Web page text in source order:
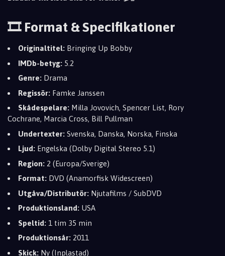
🎞️ Format & Specifikationer
Originaltitel: Bringing Up Bobby
IMDb-betyg: 5.2
Genre: Drama
Regissör: Famke Janssen
Skådespelare: Milla Jovovich, Spencer List, Rory
Cochrane, Marcia Cross, Bill Pullman
Undertexter: Svenska, Danska, Norska, Finska
Ljud: Engelska (Dolby Digital Stereo 5.1)
Region: 2 (Europa/Sverige)
Format: DVD (Anamorfisk Widescreen)
Utgåva/Distributör: Njutafilms / SubDVD
Produktionsland: USA
Speltid: 1 tim 35 min
Produktionsår: 2011
Skick: Ny (Inplastad)